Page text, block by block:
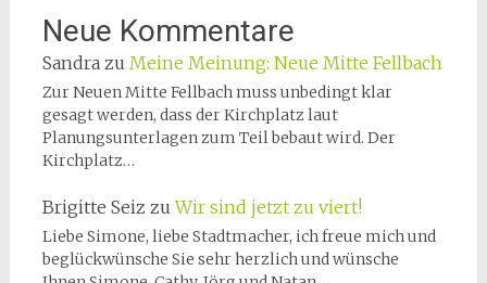
Neue Kommentare
Sandrazu Meine Meinung: Neue Mitte Fellbach
Zur Neuen Mitte Fellbach muss unbedingt klar
gesagt werden, dass der Kirchplatz laut
Planungsunterlagen zum Teil bebaut wird. Der
Kirchplatz…
Brigitte Seiz zuWir sind jetzt zu viert!
Liebe Simone, liebe Stadtmacher, ich freue mich und
beglückwünsche Sie sehr herzlich und wünsche